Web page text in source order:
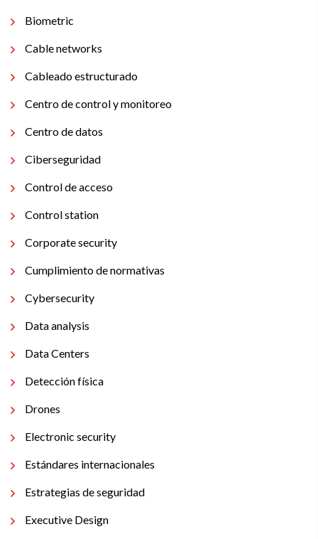
Biometric
Cable networks
Cableado estructurado
Centro de control y monitoreo
Centro de datos
Ciberseguridad
Control de acceso
Control station
Corporate security
Cumplimiento de normativas
Cybersecurity
Data analysis
Data Centers
Detección física
Drones
Electronic security
Estándares internacionales
Estrategias de seguridad
Executive Design